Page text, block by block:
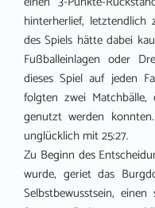
hinterherlief, letztendlich
des Spiels hätte dabei
Fußballeinlagen oder
dieses Spiel auf jeden
folgten zwei
genutzt werden
unglücklich mit 25:27.
Zu Beginn des
wurde, geriet das
Selbstbewusstsein,